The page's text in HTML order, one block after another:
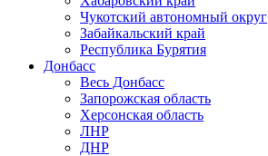
Чукотский автономный округ
Забайкальский край
Республика Бурятия
Донбасс
Весь Донбасс
Запорожская область
Херсонская область
ЛНР
ДНР